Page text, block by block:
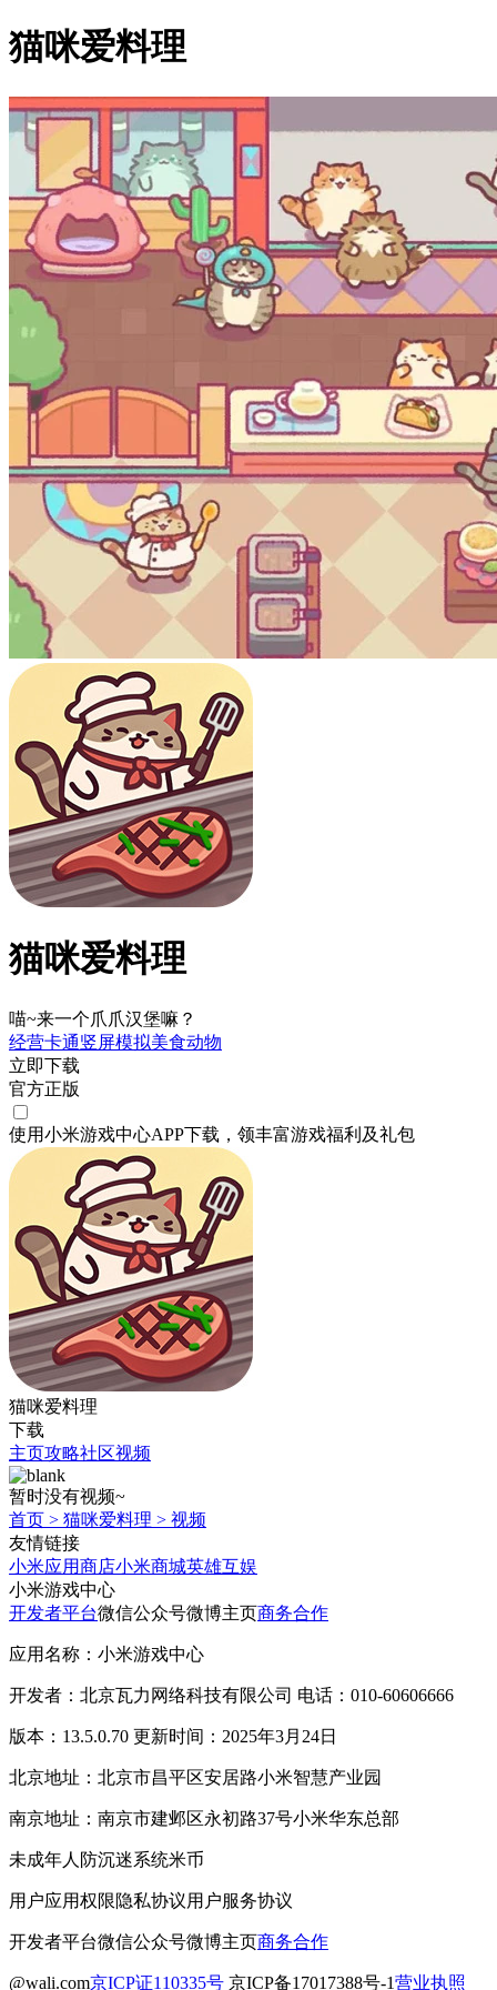
猫咪爱料理
猫咪爱料理
喵~来一个爪爪汉堡嘛？
经营卡通竖屏模拟美食动物
立即下载
官方正版
使用小米游戏中心APP下载 ，领丰富游戏福利 及礼包
猫咪爱料理
下载
主页攻略社区视频
暂时没有视频~
首页 > 猫咪爱料理 > 视频
友情链接
小米应用商店小米商城英雄互娱
小米游戏中心
开发者平台微信公众号微博主页商务合作
应用名称：小米游戏中心
开发者：北京瓦力网络科技有限公司 电话：010-60606666
版本：13.5.0.70 更新时间：2025年3月24日
北京地址：北京市昌平区安居路小米智慧产业园
南京地址：南京市建邺区永初路37号小米华东总部
未成年人防沉迷系统米币
用户应用权限隐私协议用户服务协议
开发者平台微信公众号微博主页商务合作
@wali.com京ICP证110335号 京ICP备17017388号-1营业执照